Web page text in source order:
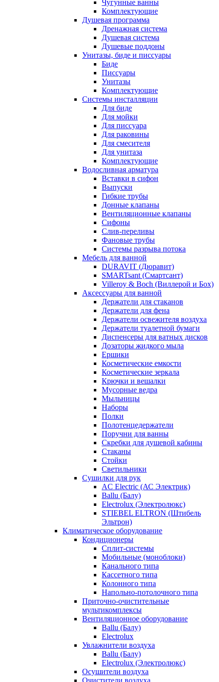
Чугунные ванны
Комплектующие
Душевая программа
Дренажная система
Душевая система
Душевые поддоны
Унитазы, биде и писсуары
Биде
Писсуары
Унитазы
Комплектующие
Системы инсталляции
Для биде
Для мойки
Для писсуара
Для раковины
Для смесителя
Для унитаза
Комплектующие
Водосливная арматура
Вставки в сифон
Выпуски
Гибкие трубы
Донные клапаны
Вентиляционные клапаны
Сифоны
Слив-переливы
Фановые трубы
Системы разрыва потока
Мебель для ванной
DURAVIT (Дюравит)
SMARTsant (Смартсант)
Villeroy & Boch (Виллерой и Бох)
Аксессуары для ванной
Держатели для стаканов
Держатели для фена
Держатели освежителя воздуха
Держатели туалетной бумаги
Диспенсеры для ватных дисков
Дозаторы жидкого мыла
Ершики
Косметические емкости
Косметические зеркала
Крючки и вешалки
Мусорные ведра
Мыльницы
Наборы
Полки
Полотенцедержатели
Поручни для ванны
Скребки для душевой кабины
Стаканы
Стойки
Светильники
Сушилки для рук
AC Electric (АС Электрик)
Ballu (Балу)
Electrolux (Электролюкс)
STIEBEL ELTRON (Штибель
Эльтрон)
Климатическое оборудование
Кондиционеры
Сплит-системы
Мобильные (моноблоки)
Канального типа
Кассетного типа
Колонного типа
Напольно-потолочного типа
Приточно-очистительные
мультикомплексы
Вентиляционное оборудование
Ballu (Балу)
Electrolux
Увлажнители воздуха
Ballu (Балу)
Electrolux (Электролюкс)
Осушители воздуха
Очистители воздуха